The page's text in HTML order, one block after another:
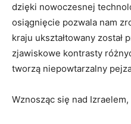
dzięki nowoczesnej
osiągnięcie pozwala nam
kraju ukształtowany został
zjawiskowe kontrasty
tworzą niepowtarzalny
Wznosząc się nad